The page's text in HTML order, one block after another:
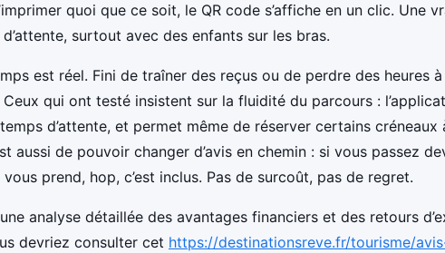
quoi que ce soit, le QR code s’affiche en un clic. Une
surtout avec des enfants sur les bras.
est réel. Fini de traîner des reçus ou de perdre des heures
Ceux qui ont testé insistent sur la fluidité du parcours :
d’attente, et permet même de réserver certains créneaux
aussi de pouvoir changer d’avis en chemin : si vous passez
vous prend, hop, c’est inclus. Pas de surcoût, pas de regret.
analyse détaillée des avantages financiers et des retours
devriez consulter cet https://destinationsreve.fr/tourisme/